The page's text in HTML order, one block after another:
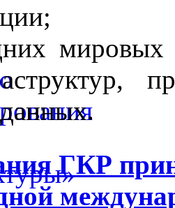
мировых
ГКР